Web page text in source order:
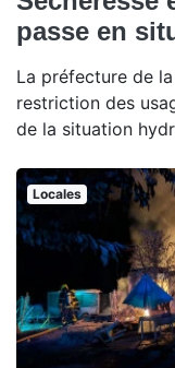
passe en
La préfecture de
restriction des
de la situation
Locales